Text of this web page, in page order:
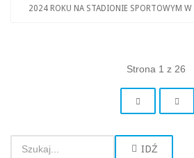
2024 ROKU NA STADIONIE SPORTOWYM W
Strona 1 z 26
IDŹ